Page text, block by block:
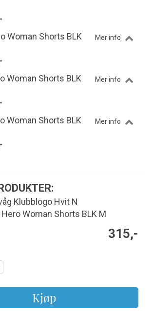
Woman Shorts BLK
Mer info
Woman Shorts BLK
Mer info
Woman Shorts BLK
Mer info
Klubblogo Hvit N
Woman Shorts BLK M
315,-
Kjøp